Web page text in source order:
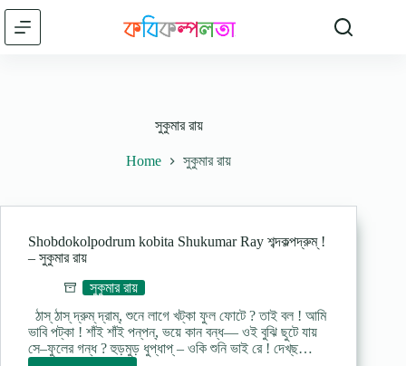
Skip
content
সুকুমার রায়
Home সুকুমার রায়
Shobdokolpodrum kobita Shukumar Ray শব্দকল্পদ্রুম্ !
– সুকুমার রায়
সুকুমার রায়
ঠাস্ ঠাস্ দ্রুম্ দ্রাম্, শুনে লাগে খট্‌কা ফুল ফোটে ? তাই বল ! আমি
ভাবি পট্‌কা ! শাঁই শাঁই পন্‌পন্, ভয়ে কান বন্ধ— ওই বুঝি ছুটে যায়
সে–ফুলের গন্ধ ? হুড়মুড় ধুপ্‌ধাপ্ – ওকি শুনি ভাই রে ! দেখ্‌ছ…